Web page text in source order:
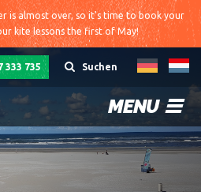
is almost over, so it's time to book your
kite lessons the first of May!
Suchen
333 735
MENU